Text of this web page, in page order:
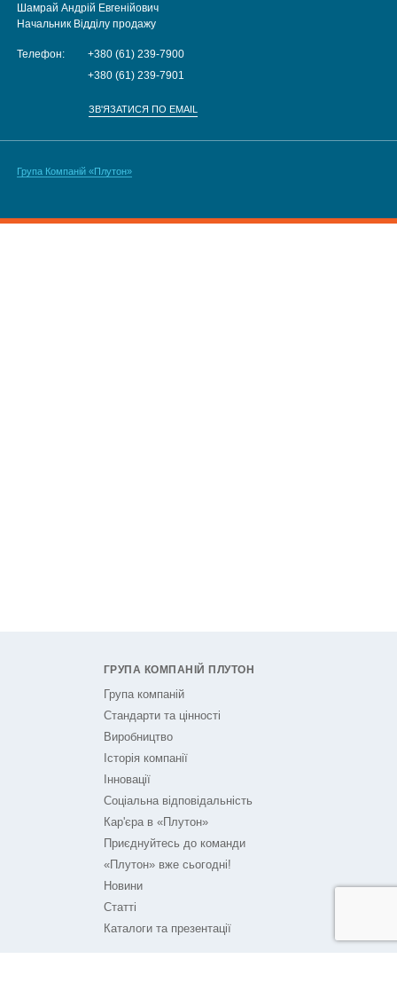
Шамрай Андрій Евгенійович
Начальник Відділу продажу
Телефон:
+380 (61) 239-7900
+380 (61) 239-7901
ЗВ'ЯЗАТИСЯ ПО EMAIL
Група Компаній «Плутон»
ГРУПА КОМПАНІЙ ПЛУТОН
Група компаній
Стандарти та цінності
Виробництво
Історія компанії
Інновації
Соціальна відповідальність
Кар'єра в «Плутон»
Приєднуйтесь до команди
«Плутон» вже сьогодні!
Новини
Статті
Каталоги та презентації